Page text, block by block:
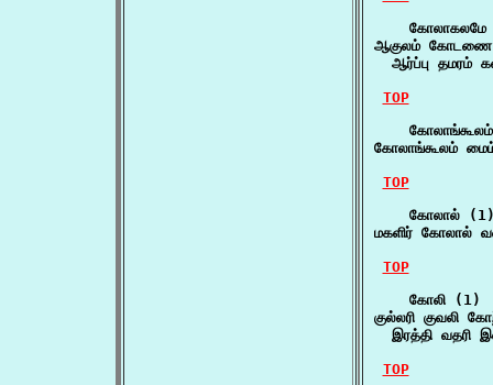
கோலாகலமே
ஆகுலம் கோடணை
ஆர்ப்பு தமரம்
TOP
கோலாங்கூலம்
TOP
கோலால்
மகளிர் கோலால்
TOP
    கோலி (1)
குல்லரி குவலி
இரத்தி வதரி
TOP